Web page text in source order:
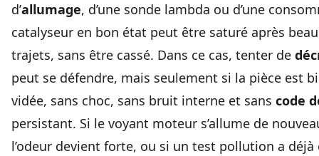
d’allumage, d’une sonde lambda ou d’une
catalyseur en bon état peut être saturé après
trajets, sans être cassé. Dans ce cas, tenter de
peut se défendre, mais seulement si la pièce est
vidée, sans choc, sans bruit interne et sans code
persistant. Si le voyant moteur s’allume de
l’odeur devient forte, ou si un test pollution a déjà